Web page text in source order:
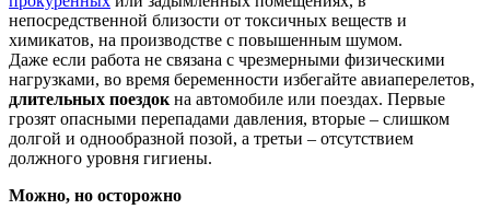
непосредственной близости от токсичных веществ и
химикатов, на производстве с повышенным шумом.
Даже если работа не связана с чрезмерными физическими
нагрузками, во время беременности избегайте авиаперелетов,
длительных поездок на автомобиле или поездах. Первые
грозят опасными перепадами давления, вторые – слишком
долгой и однообразной позой, а третьи – отсутствием
должного уровня гигиены.
Можно, но осторожно